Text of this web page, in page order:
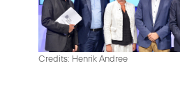
Credits: Henrik Andree